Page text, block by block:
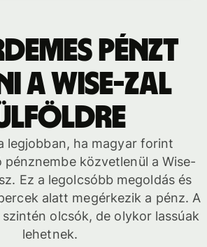
pénzt
a Wise-zal
legjobban, ha magyar forint
pénznembe közvetlenül a Wise-
Ez a legolcsóbb megoldás és
alatt megérkezik a pénz. A
olcsók, de olykor lassúak
lehetnek.